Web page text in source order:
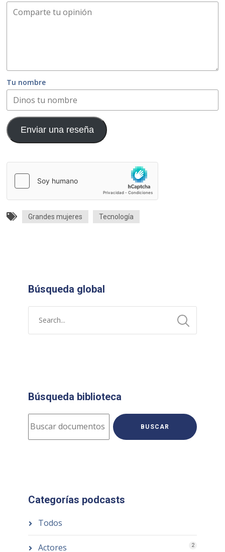
Tu nombre
Enviar una reseña
Grandes mujeres Tecnología
Búsqueda global
Búsqueda biblioteca
BUSCAR
Categorías podcasts
Todos
Actores 2